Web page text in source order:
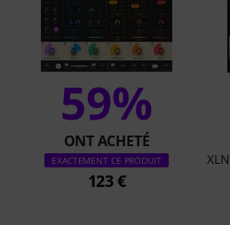
59%
ONT ACHETÉ
EXACTEMENT CE PRODUIT
123 €